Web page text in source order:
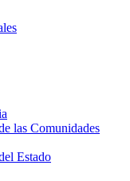
las Comunidades
Estado